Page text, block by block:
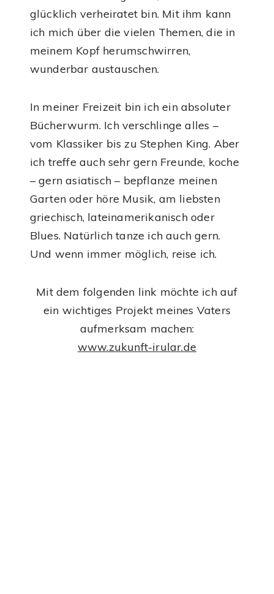
glücklich verheiratet bin. Mit ihm kann
ich mich über die vielen Themen, die in
meinem Kopf herumschwirren,
wunderbar austauschen.
In meiner Freizeit bin ich ein absoluter
Bücherwurm. Ich verschlinge alles –
vom Klassiker bis zu Stephen King. Aber
ich treffe auch sehr gern Freunde, koche
– gern asiatisch – bepflanze meinen
Garten oder höre Musik, am liebsten
griechisch, lateinamerikanisch oder
Blues. Natürlich tanze ich auch gern.
Und wenn immer möglich, reise ich.
Mit dem folgenden link möchte ich auf
ein wichtiges Projekt meines Vaters
aufmerksam machen:
www.zukunft-irular.de